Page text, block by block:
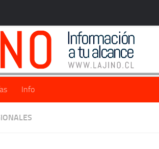
Info